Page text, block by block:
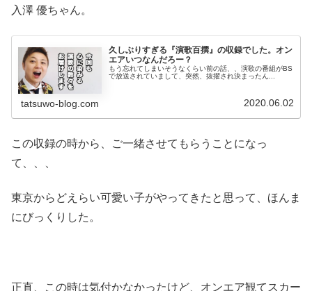
入澤 優ちゃん。
久しぶりすぎる『演歌百撰』の収録でした。オン
エアいつなんだろー？
もう忘れてしまいそうなくらい前の話、、演歌の番組がBS
で放送されていまして、突然、抜擢され決まったん...
tatsuwo-blog.com 2020.06.02
この収録の時から、ご一緒させてもらうことになっ
て、、、
東京からどえらい可愛い子がやってきたと思って、ほんま
にびっくりした。
正直、この時は気付かなかったけど、オンエア観てスカー